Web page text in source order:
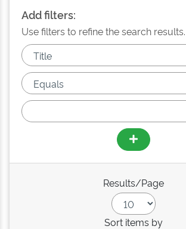
Add filters:
Use filters to refine the search results.
Results/Page
Sort items by